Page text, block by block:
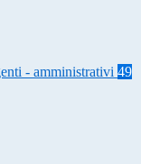
- amministrativi 49